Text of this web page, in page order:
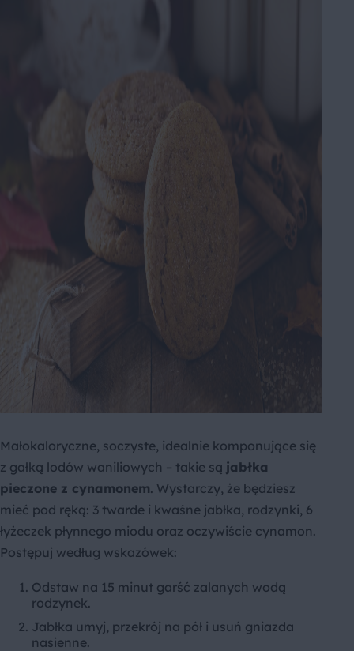
Małokaloryczne, soczyste, idealnie komponujące się
z gałką lodów waniliowych – takie są jabłka
pieczone z cynamonem. Wystarczy, że będziesz
mieć pod ręką: 3 twarde i kwaśne jabłka, rodzynki, 6
łyżeczek płynnego miodu oraz oczywiście cynamon.
Postępuj według wskazówek:
Odstaw na 15 minut garść zalanych wodą
rodzynek.
Jabłka umyj, przekrój na pół i usuń gniazda
nasienne.